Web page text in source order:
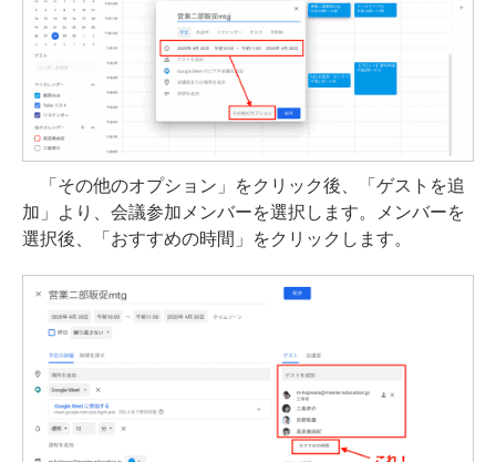
「その他のオプション」をクリック後、「ゲストを追
加」より、会議参加メンバーを選択します。メンバーを
選択後、「おすすめの時間」をクリックします。